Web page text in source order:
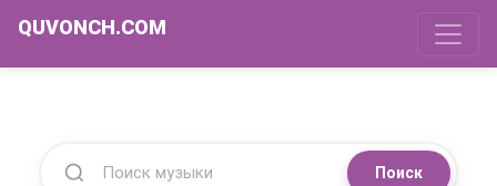
QUVONCH.COM
Поиск